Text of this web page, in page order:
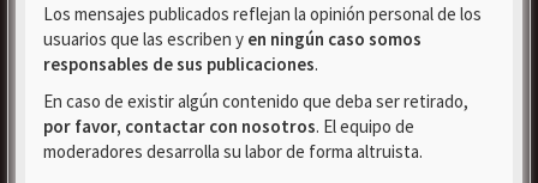
Los mensajes publicados reflejan la opinión personal de los
usuarios que las escriben y en ningún caso somos
responsables de sus publicaciones.
En caso de existir algún contenido que deba ser retirado,
por favor, contactar con nosotros. El equipo de
moderadores desarrolla su labor de forma altruista.